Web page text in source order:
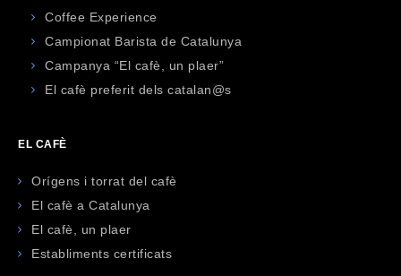
Coffee Experience
Campionat Barista de Catalunya
Campanya “El cafè, un plaer”
El cafè preferit dels catalan@s
EL CAFÈ
Orígens i torrat del cafè
El cafè a Catalunya
El cafè, un plaer
Establiments certificats